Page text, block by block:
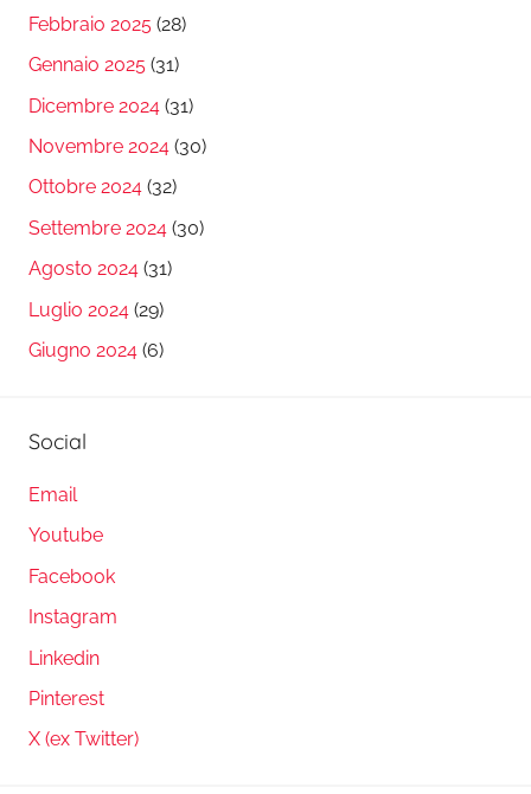
Febbraio 2025 (28)
Gennaio 2025 (31)
Dicembre 2024 (31)
Novembre 2024 (30)
Ottobre 2024 (32)
Settembre 2024 (30)
Agosto 2024 (31)
Luglio 2024 (29)
Giugno 2024 (6)
Social
Email
Youtube
Facebook
Instagram
Linkedin
Pinterest
X (ex Twitter)